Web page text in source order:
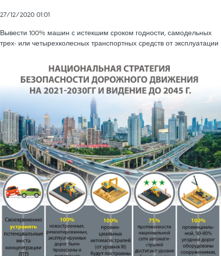
27/12/2020 01:01
Вывести 100% машин с истекшим сроком годности, самодельных
трех- или четырехколесных транспортных средств от эксплуатации